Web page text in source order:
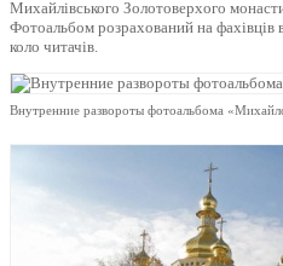
Михайлівського Золотоверхого
Фотоальбом розрахований на фахівців
коло читачів.
Внутренние развороты фотоальбома